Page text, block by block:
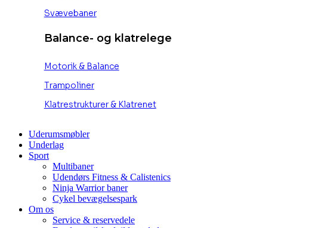
Svævebaner
Balance- og klatrelege
Motorik & Balance
Trampoliner
Klatrestrukturer & Klatrenet
Uderumsmøbler
Underlag
Sport
Multibaner
Udendørs Fitness & Calistenics
Ninja Warrior baner
Cykel bevægelsespark
Om os
Service & reservedele